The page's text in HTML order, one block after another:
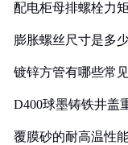
配电柜母排螺栓力
膨胀螺丝尺寸是多
镀锌方管有哪些常
D400球墨铸铁井盖
覆膜砂的耐高温性